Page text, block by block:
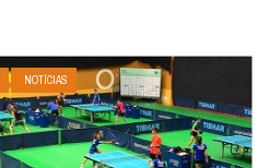
NOTÍCIAS